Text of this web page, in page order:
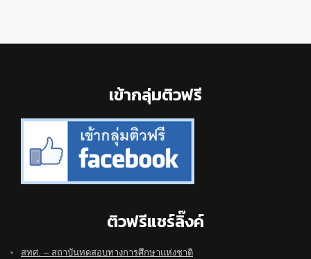
เข้ากลุ่มติวฟรี
ติวฟรีแชร์ลิ๊งค์
สทศ. – สถาบันทดสอบทางการศึกษาแห่งชาติ